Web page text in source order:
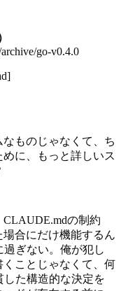
go-v0.4.0
ものじゃなくて、ち
に、もっと詳しいス
の制約
合にだけ機能するん
ぎない。俺が犯し
ことじゃなくて、何
した構造的な決定を